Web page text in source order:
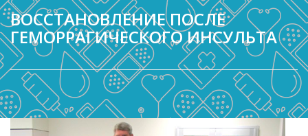
ВОССТАНОВЛЕНИЕ ПОСЛЕ
ГЕМОРРАГИЧЕСКОГО ИНСУЛЬТА